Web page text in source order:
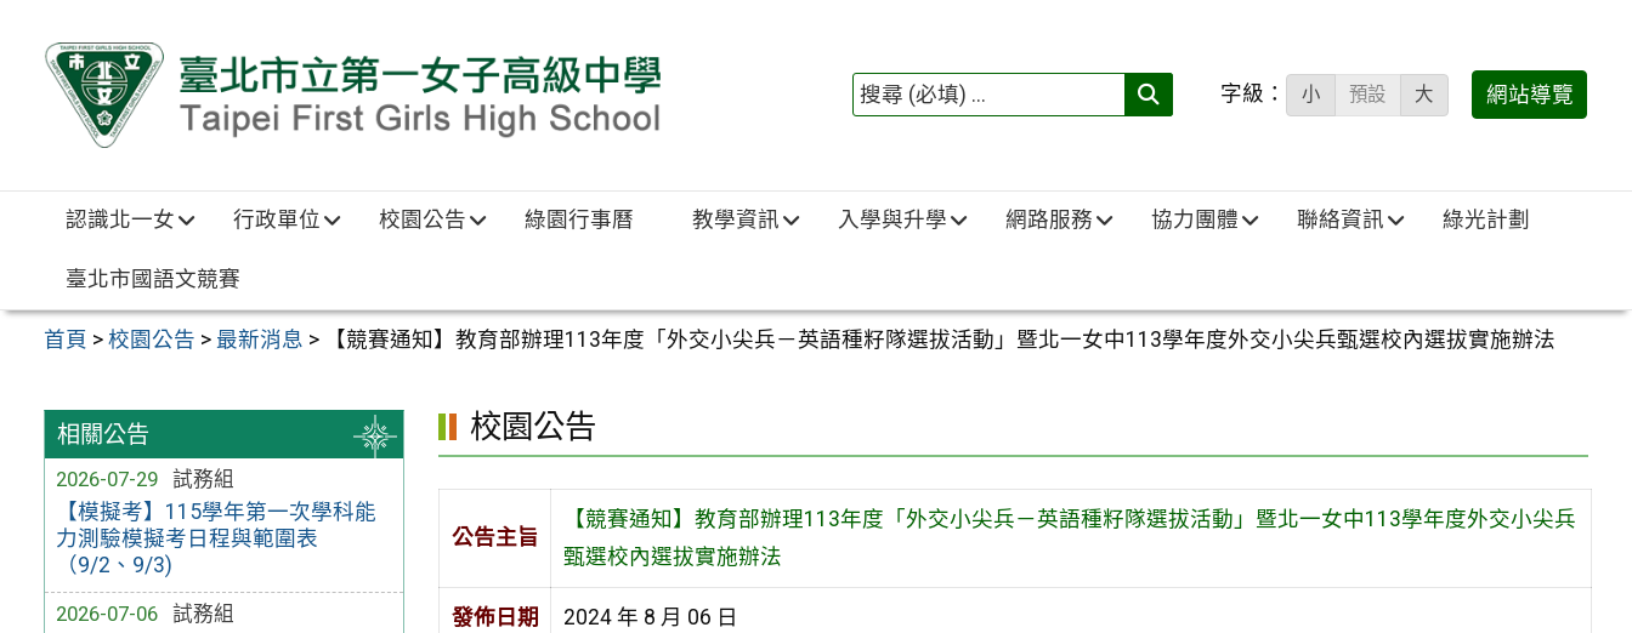
搜
填)：
字級： 小 預設 大 網站導覽
認識北一女 行政單位 校園公告 綠園行事曆 教學資訊 入學與升學 網路服務 協力團體 聯絡資訊 綠光計劃
臺北市國語文競賽
首頁 >校園公告 > 最新消息 > 【競賽通知】教育部辦理113年度「外交小尖兵－英語種籽隊選拔活動」暨北一女中113學年度外交小尖兵甄選校內選拔實施辦法
相關公告
2026-07-29
試務組
【模擬考】115學年第一次學科能
力測驗模擬考日程與範圍表
（9/2、9/3)
2026-07-06
試務組
校園公告
公告主旨
【競賽通知】教育部辦理113年度「外交小尖兵－英語種籽隊選拔活動」暨北一女中113學年度外交小尖兵
甄選校內選拔實施辦法
發佈日期 2024 年 8 月 06 日